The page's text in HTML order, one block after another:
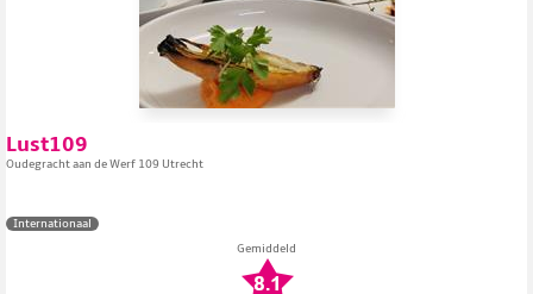
Lust109
Oudegracht aan de Werf 109 Utrecht
Internationaal
Gemiddeld